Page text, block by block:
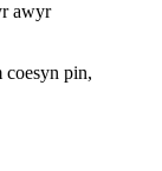
awyr
coesyn pin,